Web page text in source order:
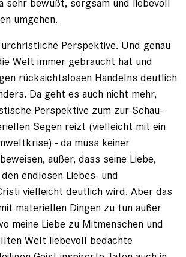
sehr bewußt, sorgsam und liebevoll
umgehen.
Perspektive. Und genau
Welt immer gebraucht hat und
rücksichtslosen Handelns deutlich
Da geht es auch nicht mehr,
Perspektive zum zur-Schau-
Segen reizt (vielleicht mit ein
- da muss keiner
außer, dass seine Liebe,
endlosen Liebes- und
vielleicht deutlich wird. Aber das
materiellen Dingen zu tun außer
meine Liebe zu Mitmenschen und
Welt liebevoll bedachte